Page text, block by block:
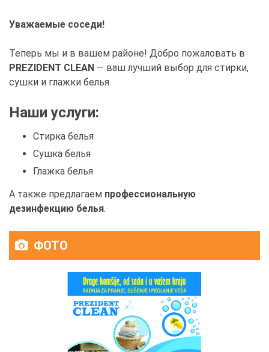
Уважаемые соседи!
Теперь мы и в вашем районе! Добро пожаловать в
PREZIDENT CLEAN — ваш лучший выбор для стирки,
сушки и глажки белья.
Наши услуги:
Стирка белья
Сушка белья
Глажка белья
А также предлагаем профессиональную
дезинфекцию белья.
ФОТО